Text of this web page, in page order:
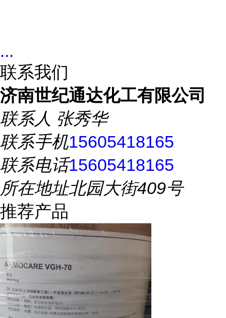
...
联系我们
济南世纪通达化工有限公司
联系人 张秀华
联系手机15605418165
联系电话15605418165
所在地址北园大街409号
推荐产品